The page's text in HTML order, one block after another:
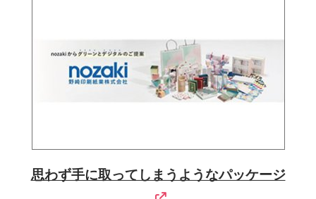
思わず手に取ってしまうようなパッケージ